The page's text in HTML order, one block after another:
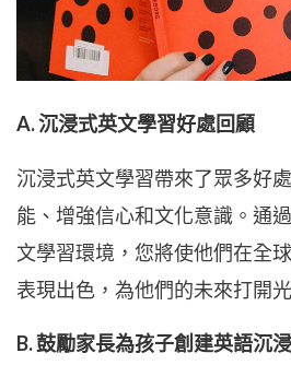
A. 沉浸式英文學習好處回顧
沉浸式英文學習帶來了眾多好
能、增強信心和文化意識。通
文學習環境，您將使他們在全
表現出色，為他們的未來打開
B. 鼓勵家長為孩子創建英語沉